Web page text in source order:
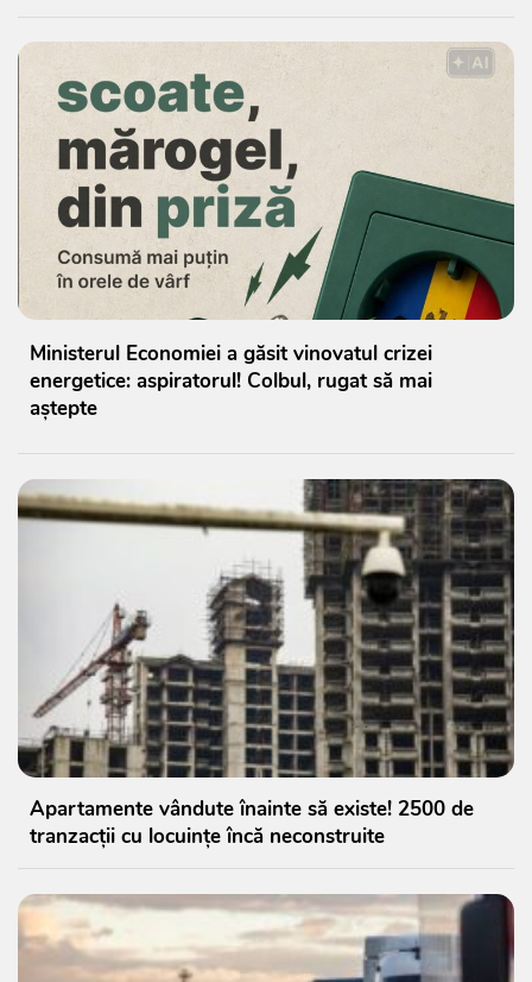
Ministerul Economiei a găsit vinovatul crizei
energetice: aspiratorul! Colbul, rugat să mai
aștepte
Apartamente vândute înainte să existe! 2500 de
tranzacții cu locuințe încă neconstruite